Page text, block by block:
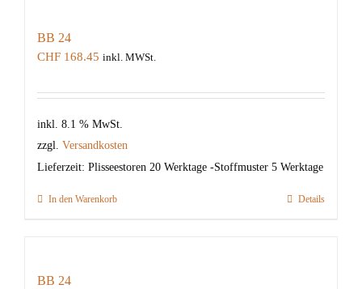
BB 24
CHF 168.45 inkl. MWSt.
inkl. 8.1 % MwSt.
zzgl. Versandkosten
Lieferzeit: Plisseestoren 20 Werktage -Stoffmuster 5 Werktage
In den Warenkorb Details
BB 24